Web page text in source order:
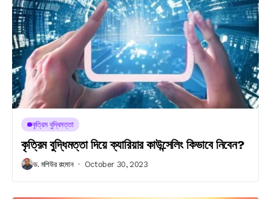
কৃত্রিম বুদ্ধিমত্তা
কৃত্রিম বুদ্ধিমত্তা দিয়ে ক্যারিয়ার কাউন্সেলিং কিভাবে নিবেন?
ড. মশিউর রহমান October 30, 2023